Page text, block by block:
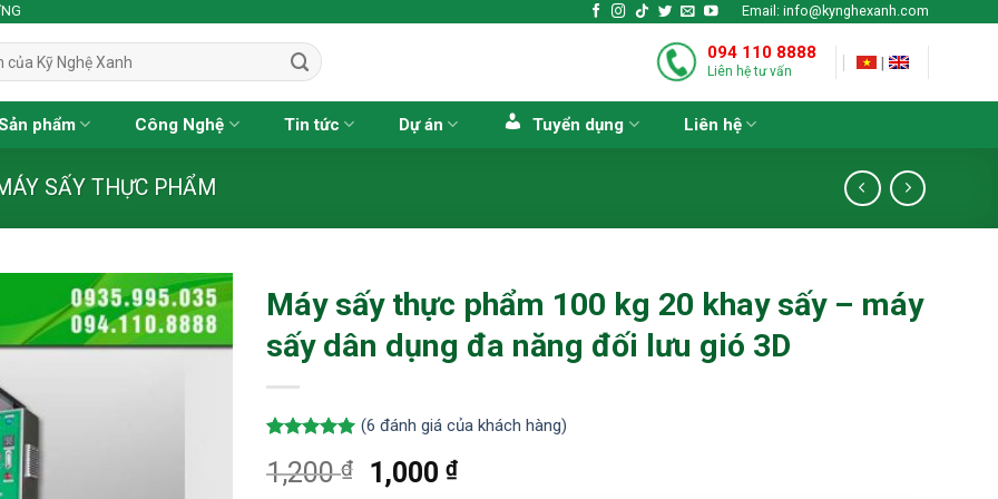
Email: info@kynghexanh.com
094 110 8888
Liên hệ tư vấn
phẩm Công Nghệ Tin tức Dự án Tuyển dụng Liên hệ
SẤY THỰC PHẨM
Máy sấy thực phẩm 100 kg 20 khay sấy – máy
sấy dân dụng đa năng đối lưu gió 3D
dựa trên
đánh giá
(6 đánh giá của khách hàng)
1,200₫
Giá
1,000 ₫Giá